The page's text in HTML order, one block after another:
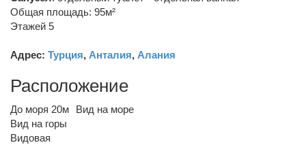
Общая площадь: 95м²
Этажей 5
Адрес: Турция, Анталия, Алания
Расположение
До моря 20м
Вид на море
Вид на горы
Видовая